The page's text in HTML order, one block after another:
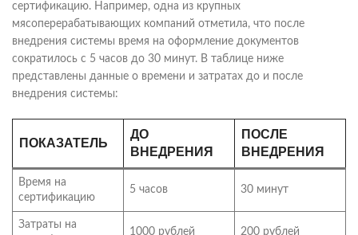
сертификацию. Например, одна из крупных
мясоперерабатывающих компаний отметила, что после
внедрения системы время на оформление документов
сократилось с 5 часов до 30 минут. В таблице ниже
представлены данные о времени и затратах до и после
внедрения системы:
ПОКАЗАТЕЛЬ
ДО
ВНЕДРЕНИЯ
ПОСЛЕ
ВНЕДРЕНИЯ
Время на
сертификацию
5 часов 30 минут
Затраты на
1000 рублей 200 рублей